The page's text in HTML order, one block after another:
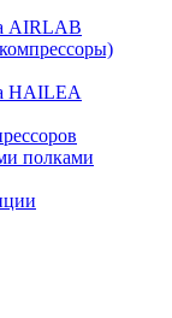
AIRLAB
HAILEA
полками